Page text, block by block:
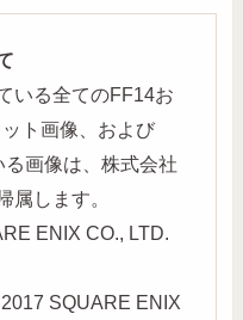
いる全てのFF14お
ト画像、および
る画像は、株式会社
属します。
ENIX CO., LTD.
SQUARE ENIX